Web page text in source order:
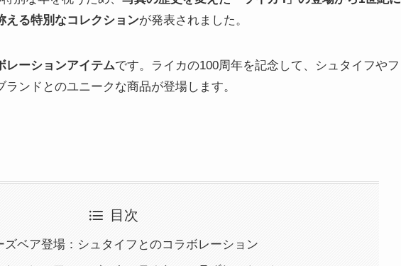
える特別なコレクションが発表されました。
レーションアイテムです。ライカの100周年を記念して、シュタイフやフ
ンドとのユニークな商品が登場します。
目次
ズベア登場：シュタイフとのコラボレーション